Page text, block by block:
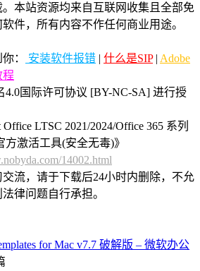
本站资源均来自互联网收集且全部免
件，所有内容不作任何商业用途。
：
安装软件报错 | 什么是SIP| Adobe
程
4.0国际许可协议 [BY-NC-SA] 进行授
LTSC 2021/2024/Office 365 系列
激活工具(安全无毒)》
14002.html
流，请于下载后24小时内删除，不允
律问题自行承担。
for Mac v7.7 破解版 – 微软办公